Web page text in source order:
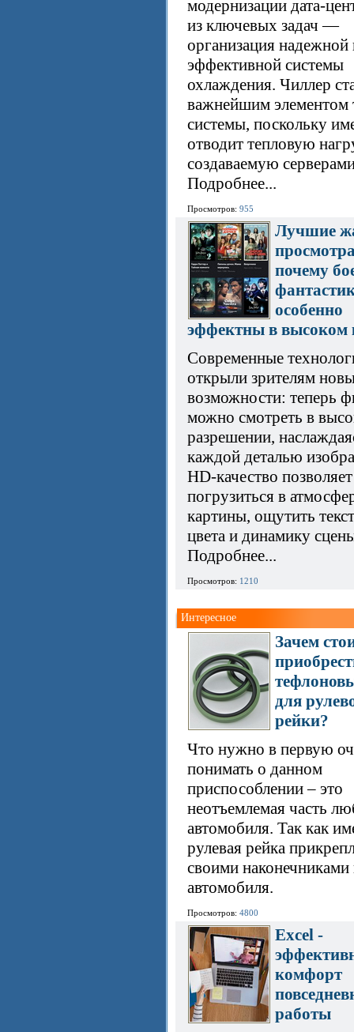
модернизации дата-
из ключевых задач —
организация надежной
эффективной системы
охлаждения. Чиллер
важнейшим элементом
системы, поскольку
отводит тепловую
создаваемую
Подробнее...
Просмотров: 955
Лучшие
почему
особенно
эффектны в высоком
Современные
открыли зрителям
возможности: теперь
можно смотреть в
разрешении,
каждой деталью
HD-качество позволяет
погрузиться в
картины, ощутить
цвета и динамику
Подробнее...
Просмотров: 1210
Интересное
Зачем
для
рейки?
Что нужно в первую
понимать о данном
приспособлении – это
неотъемлемая часть
автомобиля. Так как
рулевая рейка
своими наконечниками
автомобиля.
Просмотров: 4800
Excel -
комфорт
работы